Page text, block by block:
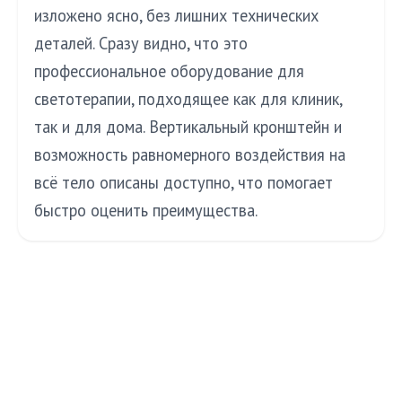
изложено ясно, без лишних технических
деталей. Сразу видно, что это
профессиональное оборудование для
светотерапии, подходящее как для клиник,
так и для дома. Вертикальный кронштейн и
возможность равномерного воздействия на
всё тело описаны доступно, что помогает
быстро оценить преимущества.